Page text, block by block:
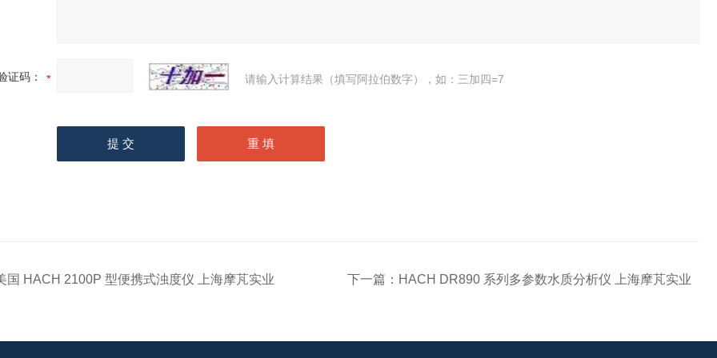
证码： 请输入计算结果（填写阿拉伯数字），如：三加四=7
国 HACH 2100P 型便携式浊度仪 上海摩芃实业 下一篇： HACH DR890 系列多参数水质分析仪 上海摩芃实业